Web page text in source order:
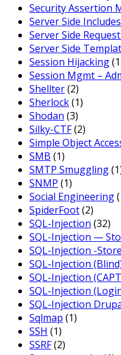
Security Assertion
Server Side
Server Side
Server Side
Session Hijacking
Session Mgmt –
Shellter(2)
Sherlock(1)
Shodan (3)
Silky-CTF(2)
Simple Object
SMB (1)
SMTP Smuggling
SNMP (1)
Social Engineering
SpiderFoot(2)
SQL-Injection (32)
SQL-Injection —
SQL-Injection -
SQL-Injection
SQL-Injection
SQL-Injection
SQL-Injection
Sqlmap (1)
SSH (1)
SSRF(2)